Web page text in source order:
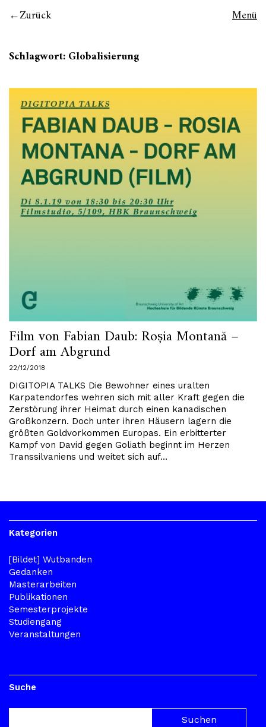
Zurück Menü
Schlagwort:Globalisierung
Film von Fabian Daub: Roșia Montană –
Dorf am Abgrund
22/12/2018
DIGITOPIA TALKS Die Bewohner eines uralten
Karpatendorfes wehren sich mit aller Kraft gegen die
Zerstörung ihrer Heimat durch einen kanadischen
Großkonzern. Doch unter ihren Häusern lagern die
größten Goldvorkommen Europas. Ein erbitterter
Kampf von David gegen Goliath beginnt im Herzen
Transsilvaniens und weitet sich auf…
Kategorien
[Bildet] Wutbanden
Gedanken
Masterarbeiten
Publikationen
Semesterprojekte
Studiengang
Veranstaltungen
Suche